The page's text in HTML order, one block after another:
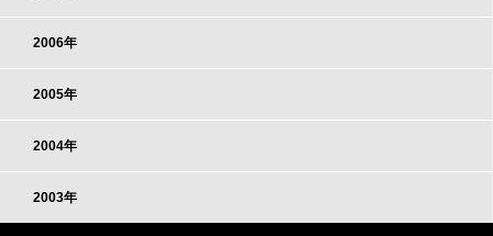
2006年
2005年
2004年
2003年